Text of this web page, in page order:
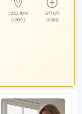
לפרטים
נוספים
עיסוי בצפון
בנימינה